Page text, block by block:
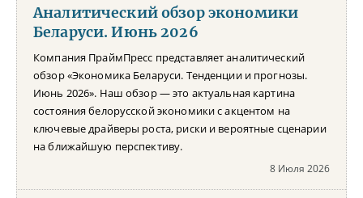
Аналитический обзор экономики
Беларуси. Июнь 2026
Компания ПраймПресс представляет аналитический
обзор «Экономика Беларуси. Тенденции и прогнозы.
Июнь 2026». Наш обзор — это актуальная картина
состояния белорусской экономики с акцентом на
ключевые драйверы роста, риски и вероятные сценарии
на ближайшую перспективу.
8 Июля 2026